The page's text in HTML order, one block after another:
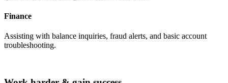
Finance
Assisting with balance inquiries, fraud alerts, and basic account
troubleshooting.